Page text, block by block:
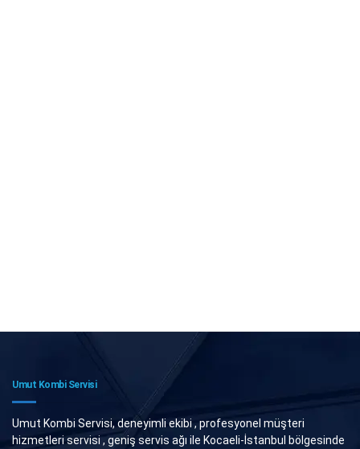
Umut Kombi Servisi
Umut Kombi Servisi, deneyimli ekibi , profesyonel müşteri
hizmetleri servisi , geniş servis ağı ile Kocaeli-İstanbul bölgesinde